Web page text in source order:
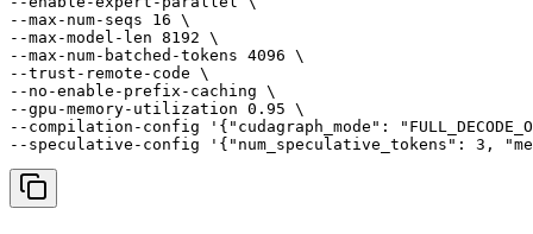
--max-num-seqs 16 \
--max-model-len 8192 \
--max-num-batched-tokens 4096 \
--trust-remote-code \
--no-enable-prefix-caching \
--gpu-memory-utilization 0.95 \
--compilation-config '{"cudagraph_mode":
--speculative-config '{"num_speculative_tokens": 3,